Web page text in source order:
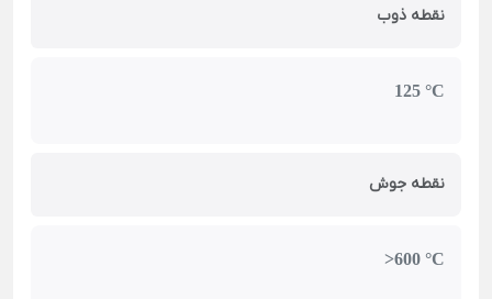
نقطه ذوب
125 °C
نقطه جوش
>600 °C